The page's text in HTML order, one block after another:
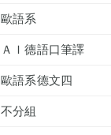
歐語系
ＡＩ德語口筆譯
歐語系德文四
不分組